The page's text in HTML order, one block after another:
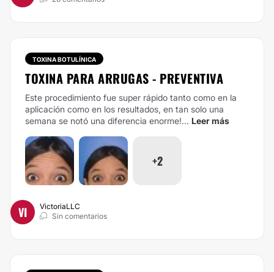
TOXINA BOTULÍNICA
TOXINA PARA ARRUGAS - PREVENTIVA
Este procedimiento fue super rápido tanto como en la
aplicación como en los resultados, en tan solo una
semana se notó una diferencia enorme!... Leer más
+2
VI
VictoriaLLC
Sin comentarios